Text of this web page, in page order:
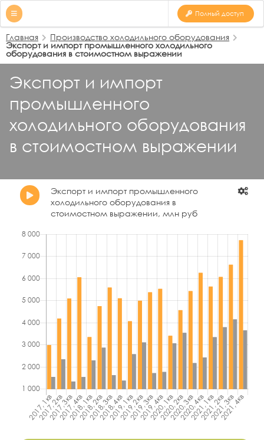
Полный доступ
Главная Производство холодильного оборудования
Экспорт и импорт промышленного холодильного
оборудования в стоимостном выражении
Экспорт и импорт
промышленного
холодильного оборудования
в стоимостном выражении
Экспорт и импорт промышленного
холодильного оборудования в
стоимостном выражении, млн руб